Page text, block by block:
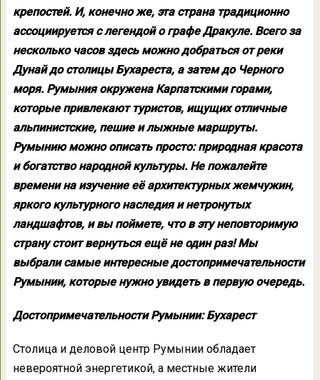
крепостей. И, конечно же, эта страна традиционно
ассоциируется с легендой о графе Дракуле. Всего за
несколько часов здесь можно добраться от реки
Дунай до столицы Бухареста, а затем до Черного
моря. Румыния окружена Карпатскими горами,
которые привлекают туристов, ищущих отличные
альпинистские, пешие и лыжные маршруты.
Румынию можно описать просто: природная красота
и богатство народной культуры. Не пожалейте
времени на изучение её архитектурных жемчужин,
яркого культурного наследия и нетронутых
ландшафтов, и вы поймете, что в эту неповторимую
страну стоит вернуться ещё не один раз! Мы
выбрали самые интересные достопримечательности
Румынии, которые нужно увидеть в первую очередь.
Достопримечательности Румынии: Бухарест
Столица и деловой центр Румынии обладает
невероятной энергетикой, а местные жители